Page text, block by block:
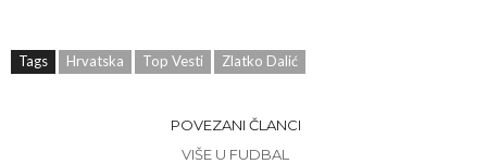
Tags Hrvatska Top Vesti Zlatko Dalić
POVEZANI ČLANCI
VIŠE U FUDBAL